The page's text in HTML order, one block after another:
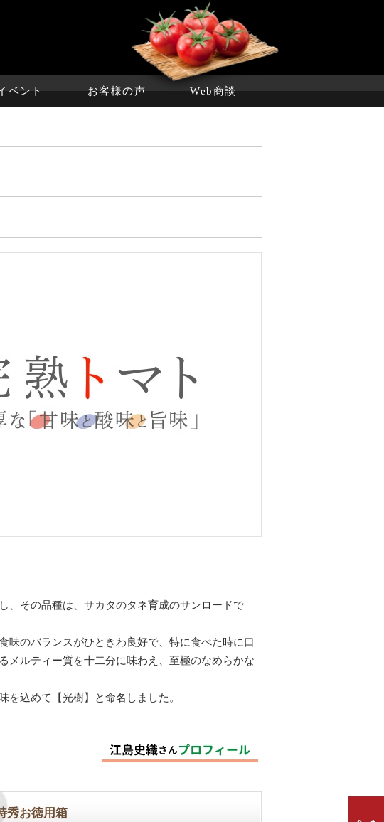
ベント お客様の声 Web商談
、その品種は、サカタのタネ育成のサンロードで
味のバランスがひときわ良好で、特に食べた時に口
メルティー質を十二分に味わえ、至極のなめらかな
込めて【光樹】と命名しました。
秀お徳用箱